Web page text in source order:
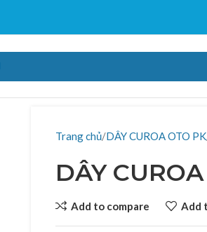
Trang chủ DÂY CUROA OTO PK
DÂY
Add to compare Add